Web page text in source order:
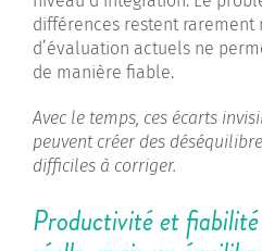
différences restent rarement
d’évaluation actuels ne
de manière fiable.
Avec le temps, ces écarts
peuvent créer des
difficiles à corriger.
Productivité et